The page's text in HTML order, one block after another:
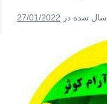
شده در 27/01/2022